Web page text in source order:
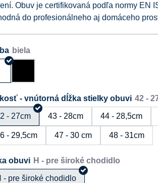
Obuv je certifikovaná podľa normy EN
do profesionálneho aj domáceho
- vnútorná dĺžka stielky obuvi
- 27cm 43 - 28cm 44 - 28,5cm
- 29,5cm 47 - 30 cm 48 - 31cm
obuvi
- pre široké chodidlo